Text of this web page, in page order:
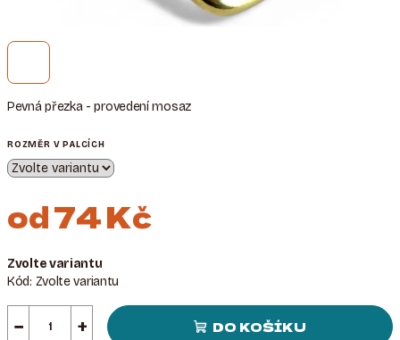
Pevná přezka - provedení mosaz
ROZMĚR V PALCÍCH
od74 Kč
cena:
Zvolte variantu
Kód: Zvolte variantu
+
− DO KOŠÍKU